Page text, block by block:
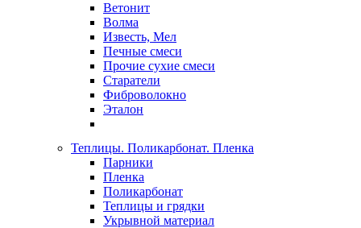
Ветонит
Волма
Известь, Мел
Печные смеси
Прочие сухие смеси
Старатели
Фиброволокно
Эталон
Теплицы. Поликарбонат. Пленка
Парники
Пленка
Поликарбонат
Теплицы и грядки
Укрывной материал